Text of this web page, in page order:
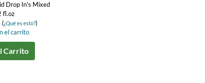
Drop In's Mixed
fl.oz
(¿Qué es esto?)
el carrito
Carrito